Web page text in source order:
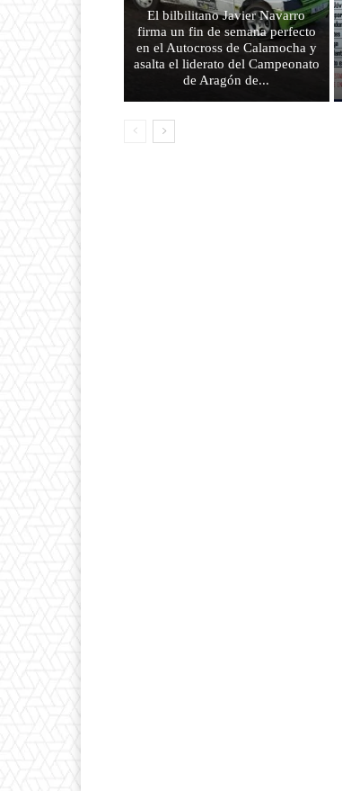
El bilbilitano Javier Navarro
firma un fin de semana perfecto
en el Autocross de Calamocha y
asalta el liderato del Campeonato
de Aragón de...